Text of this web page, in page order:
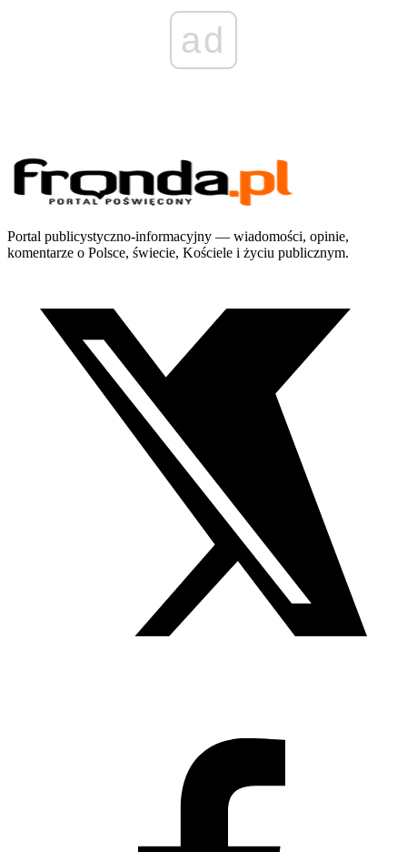
ad
Portal publicystyczno-informacyjny — wiadomości, opinie,
komentarze o Polsce, świecie, Kościele i życiu publicznym.